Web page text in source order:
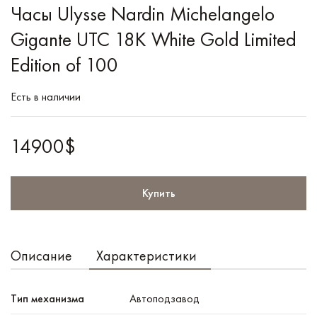
Часы Ulysse Nardin Michelangelo
Gigante UTC 18K White Gold Limited
Edition of 100
Есть в наличии
14900$
Купить
Описание Характеристики
Тип механизма Автоподзавод